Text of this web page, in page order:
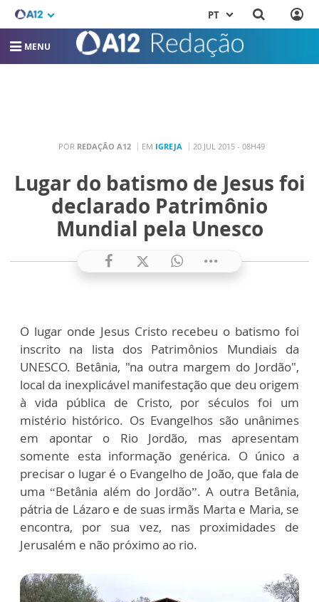
PT
MENU
POR REDAÇÃO A12 EM IGREJA 20 JUL 2015 - 08H49
Lugar do batismo de Jesus foi
declarado Patrimônio
Mundial pela Unesco
O lugar onde Jesus Cristo recebeu o batismo foi
inscrito na lista dos Patrimônios Mundiais da
UNESCO. Betânia, "na outra margem do Jordão",
local da inexplicável manifestação que deu origem
à vida pública de Cristo, por séculos foi um
mistério histórico. Os Evangelhos são unânimes
em apontar o Rio Jordão, mas apresentam
somente esta informação genérica. O único a
precisar o lugar é o Evangelho de João, que fala de
uma “Betânia além do Jordão”. A outra Betânia,
pátria de Lázaro e de suas irmãs Marta e Maria, se
encontra, por sua vez, nas proximidades de
Jerusalém e não próximo ao rio.